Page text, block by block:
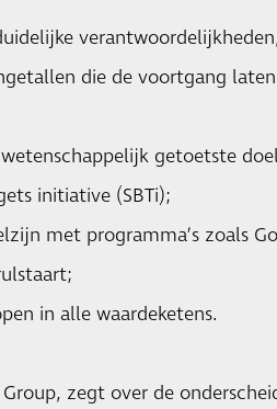
die de voortgang
getoetste
initiative (SBTi);
met programma’s zoals
in alle waardeketens.
zegt over de